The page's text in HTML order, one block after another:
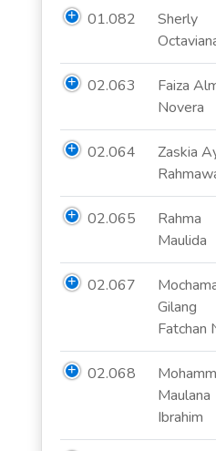
01.082
Sherly
02.063
Faiza
Novera
02.064
Zaskia
02.065
Rahma
Maulida
02.067
Gilang
Fatchan
02.068
Maulana
Ibrahim